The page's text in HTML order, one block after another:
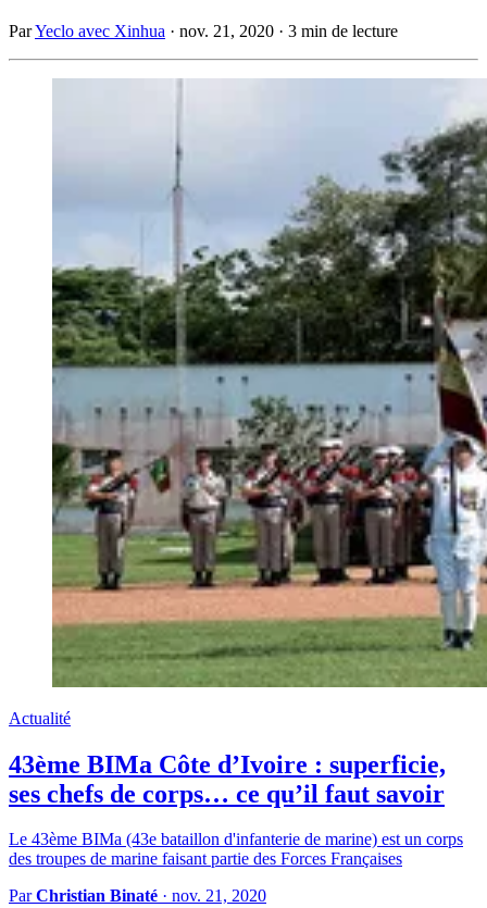
ParYeclo avec Xinhua · nov. 21, 2020 · 3 min de lecture
Actualité
43ème BIMa Côte d’Ivoire : superficie,
ses chefs de corps… ce qu’il faut savoir
Le 43ème BIMa (43e bataillon d'infanterie de marine) est un corps
des troupes de marine faisant partie des Forces Françaises
ParChristian Binaté · nov. 21, 2020